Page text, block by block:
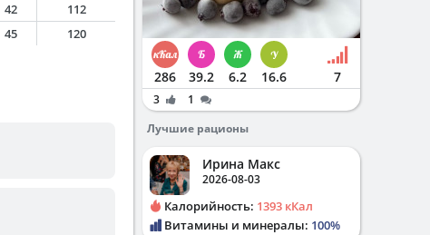
42 112
45 120
286 39.2 6.2 16.6 7
3
1
Лучшие рационы
Ирина Макс
2026-08-03
Калорийность: 1393 кКал
Витамины и минералы: 100%